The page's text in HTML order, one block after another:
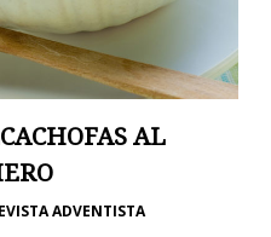
AL
ADVENTISTA